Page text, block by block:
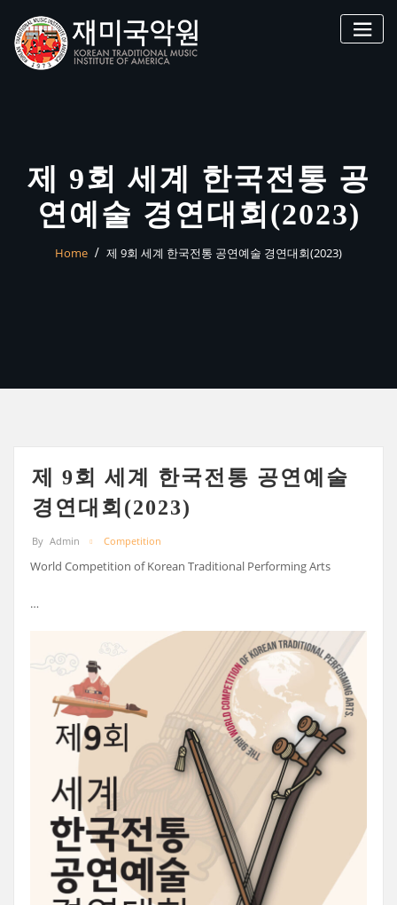
content
제 9회 세계 한국전통 공
연예술 경연대회(2023)
Home 제 9회 세계 한국전통 공연예술 경연대회(2023)
제 9회 세계 한국전통 공연예술
경연대회(2023)
By Admin Competition
World Competition of Korean Traditional Performing Arts
…